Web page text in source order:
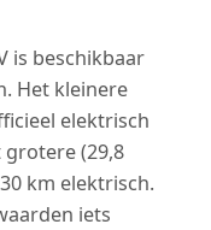
is beschikbaar
Het kleinere
elektrisch
grotere (29,8
km elektrisch.
iets